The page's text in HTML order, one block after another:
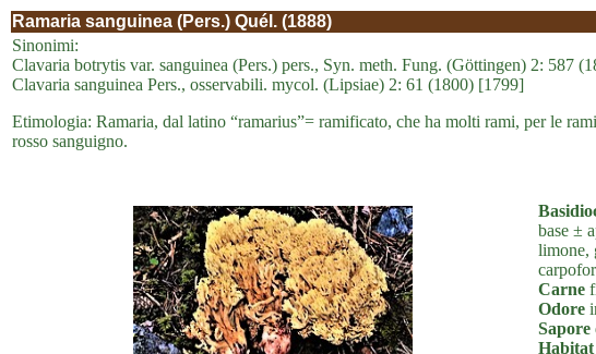
Ramaria sanguinea (Pers.) Quél. (1888)
Sinonimi:
Clavaria botrytis var. sanguinea (Pers.) pers., Syn. meth. Fung. (Göttingen) 2: 587
Clavaria sanguinea Pers., osservabili. mycol. (Lipsiae) 2: 61 (1800) [1799]
Etimologia: Ramaria, dal latino “ramarius”= ramificato, che ha molti rami, per le
rosso sanguigno.
base ±
limone,
Carne
Odore
Sapore
Habitat